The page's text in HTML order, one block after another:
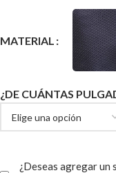
MATERIAL
¿DE CUÁNTAS
¿Deseas agregar un